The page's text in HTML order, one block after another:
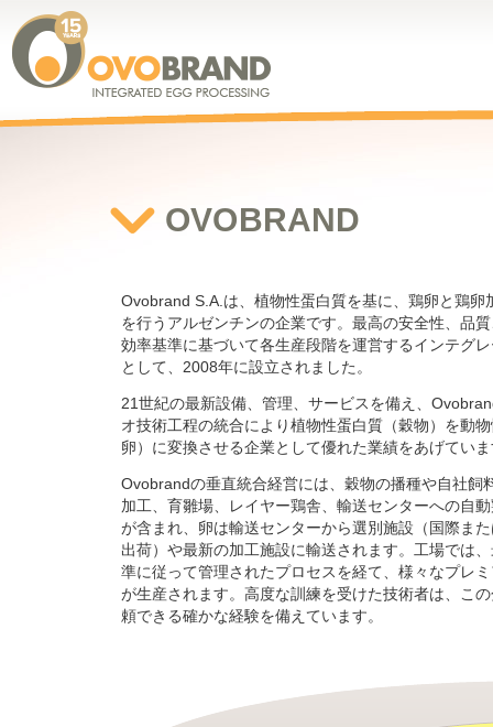
OVOBRAND
Ovobrand S.A.は、植物性蛋白質を基に、鶏卵と鶏卵
を行うアルゼンチンの企業です。最高の安全性、品
効率基準に基づいて各生産段階を運営するインテグ
として、2008年に設立されました。
21世紀の最新設備、管理、サービスを備え、
オ技術工程の統合により植物性蛋白質（穀物）を動
卵）に変換させる企業として優れた業績をあげてい
Ovobrandの垂直統合経営には、穀物の播種や自社飼
加工、育雛場、レイヤー鶏舎、輸送センターへの自
が含まれ、卵は輸送センターから選別施設（国際ま
出荷）や最新の加工施設に輸送されます。工場では
準に従って管理されたプロセスを経て、様々なプレ
が生産されます。高度な訓練を受けた技術者は、こ
頼できる確かな経験を備えています。